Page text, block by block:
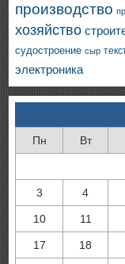
производство
хозяйство
судостроение сыр
электроника
Пн Вт
3 4
10 11
17 18